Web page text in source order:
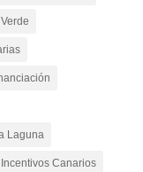
Laguna
Incentivos Canarios